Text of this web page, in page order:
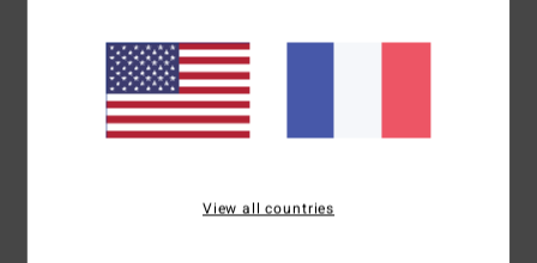
Rapport qualité / prix
Je recommande ce produit
View all countries